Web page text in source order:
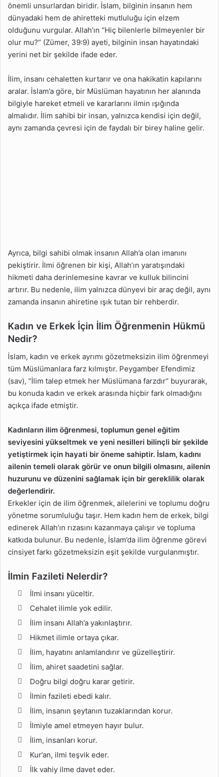
önemli unsurlardan biridir. İslam, bilginin insanın hem
dünyadaki hem de ahiretteki mutluluğu için elzem
olduğunu vurgular. Allah’ın “Hiç bilenlerle bilmeyenler bir
olur mu?” (Zümer, 39:9) ayeti, bilginin insan hayatındaki
yerini net bir şekilde ifade eder.
İlim, insanı cehaletten kurtarır ve ona hakikatin kapılarını
aralar. İslam’a göre, bir Müslüman hayatının her alanında
bilgiyle hareket etmeli ve kararlarını ilmin ışığında
almalıdır. İlim sahibi bir insan, yalnızca kendisi için değil,
aynı zamanda çevresi için de faydalı bir birey haline gelir.
Ayrıca, bilgi sahibi olmak insanın Allah’a olan imanını
pekiştirir. İlmi öğrenen bir kişi, Allah’ın yaratışındaki
hikmeti daha derinlemesine kavrar ve kulluk bilincini
artırır. Bu nedenle, ilim yalnızca dünyevi bir araç değil, aynı
zamanda insanın ahiretine ışık tutan bir rehberdir.
Kadın ve Erkek İçin İlim Öğrenmenin Hükmü
Nedir?
İslam, kadın ve erkek ayrımı gözetmeksizin ilim öğrenmeyi
tüm Müslümanlara farz kılmıştır. Peygamber Efendimiz
(sav), “İlim talep etmek her Müslümana farzdır” buyurarak,
bu konuda kadın ve erkek arasında hiçbir fark olmadığını
açıkça ifade etmiştir.
Kadınların ilim öğrenmesi, toplumun genel eğitim
seviyesini yükseltmek ve yeni nesilleri bilinçli bir şekilde
yetiştirmek için hayati bir öneme sahiptir. İslam, kadını
ailenin temeli olarak görür ve onun bilgili olmasını, ailenin
huzurunu ve düzenini sağlamak için bir gereklilik olarak
değerlendirir.
Erkekler için de ilim öğrenmek, ailelerini ve toplumu doğru
yönetme sorumluluğu taşır. Hem kadın hem de erkek, bilgi
edinerek Allah’ın rızasını kazanmaya çalışır ve topluma
katkıda bulunur. Bu nedenle, İslam’da ilim öğrenme görevi
cinsiyet farkı gözetmeksizin eşit şekilde vurgulanmıştır.
İlmin Fazileti Nelerdir?
İlmi insanı yüceltir.
Cehalet ilimle yok edilir.
İlim insanı Allah’a yakınlaştırır.
Hikmet ilimle ortaya çıkar.
İlim, hayatını anlamlandırır ve güzelleştirir.
İlim, ahiret saadetini sağlar.
Doğru bilgi doğru karar getirir.
İlmin fazileti ebedi kalır.
İlim, insanın şeytanın tuzaklarından korur.
İlmiyle amel etmeyen hayır bulur.
İlim, insanları korur.
Kur’an, ilmi teşvik eder.
İlk vahiy ilme davet eder.